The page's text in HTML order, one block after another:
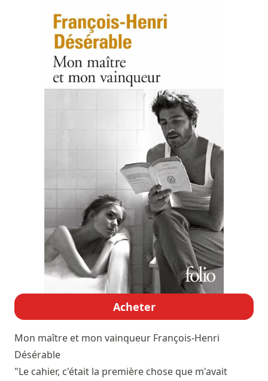
Acheter
Mon maître et mon vainqueur François-Henri
Désérable
"Le cahier, c'était la première chose que m'avait